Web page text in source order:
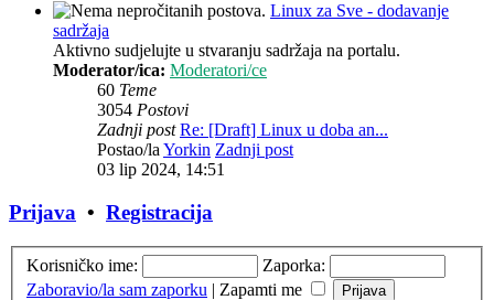
Linux za Sve - dodavanje
sadržaja
Aktivno sudjelujte u stvaranju sadržaja na portalu.
Moderator/ica: Moderatori/ce
60 Teme
3054 Postovi
Zadnji post Re: [Draft] Linux u doba an...
Postao/laYorkin Zadnji post
03 lip 2024, 14:51
Prijava • Registracija
Korisničko ime:
Zaporka:
Zaboravio/la sam zaporku | Zapamti me